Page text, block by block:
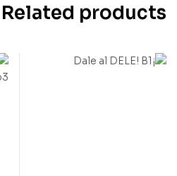
Related products